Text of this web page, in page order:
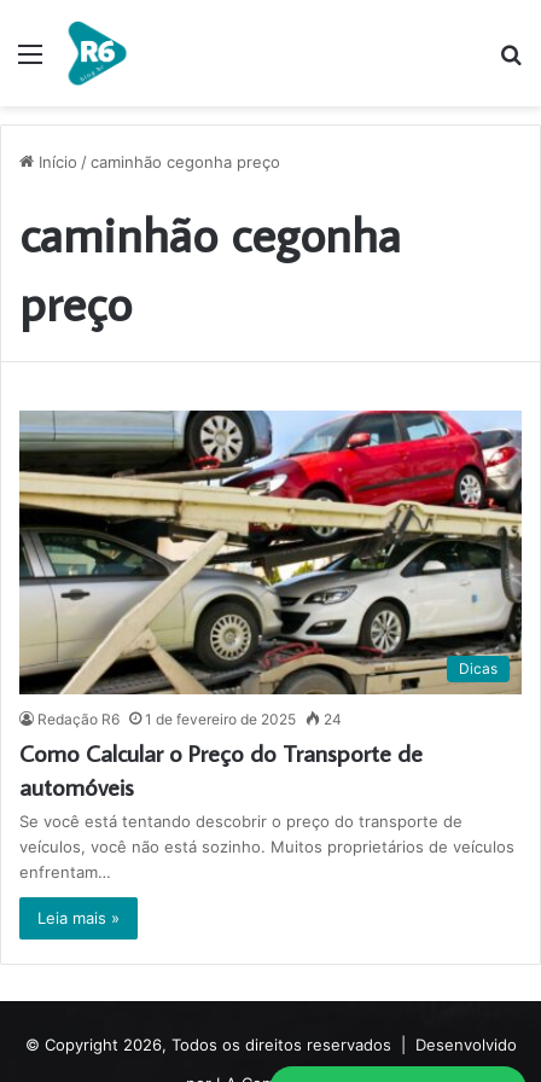
Menu
Início /caminhão cegonha preço
caminhão cegonha
preço
Dicas
Redação R6 1 de fevereiro de 2025 24
Como Calcular o Preço do Transporte de
automóveis
Se você está tentando descobrir o preço do transporte de
veículos, você não está sozinho. Muitos proprietários de veículos
enfrentam…
Leia mais »
© Copyright 2026, Todos os direitos reservados | Desenvolvido